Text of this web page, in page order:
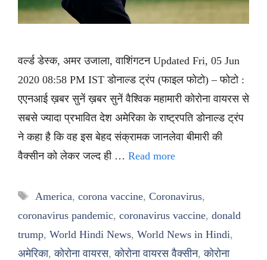
वर्ल्ड डेस्क, अमर उजाला, वाशिंगटन Updated Fri, 05 Jun
2020 08:58 PM IST डोनाल्ड ट्रंप (फाइल फोटो) – फोटो :
एएनआई ख़बर सुनें ख़बर सुनें वैश्विक महामारी कोरोना वायरस से
सबसे ज्यादा प्रभावित देश अमेरिका के राष्ट्रपति डोनाल्ड ट्रंप
ने कहा है कि वह इस बेहद संक्रामक जानलेवा बीमारी की
वैक्सीन को लेकर जल्द ही … Read more
Tags
America, corona vaccine, Coronavirus,
coronavirus pandemic, coronavirus vaccine, donald
trump, World Hindi News, World News in Hindi,
अमेरिका,कोरोना वायरस,कोरोना वायरस वैक्सीन,कोरोना